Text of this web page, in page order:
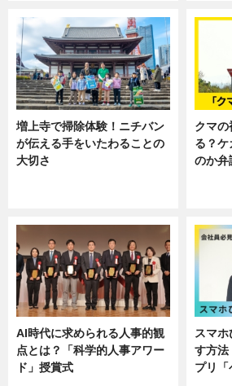
増上寺で掃除体験！ニチバン
が伝える手をいたわることの
大切さ
クマ
る？ケ
のか弁
AI時代に求められる人事的観
点とは？「科学的人事アワー
ド」授賞式
スマ
す方法
プリ